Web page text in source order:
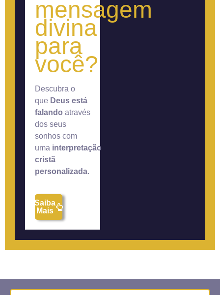
mensagem
divina
para
você?
Descubra o
que Deus está
falando através
dos seus
sonhos com
uma interpretação
cristã
personalizada.
Saiba
Mais